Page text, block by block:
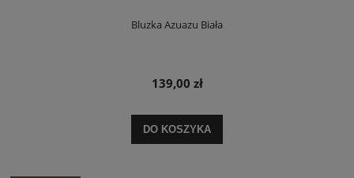
Bluzka Azuazu Biała
139,00 zł
DO KOSZYKA